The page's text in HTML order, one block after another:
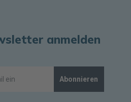
anmelden
Abonnieren